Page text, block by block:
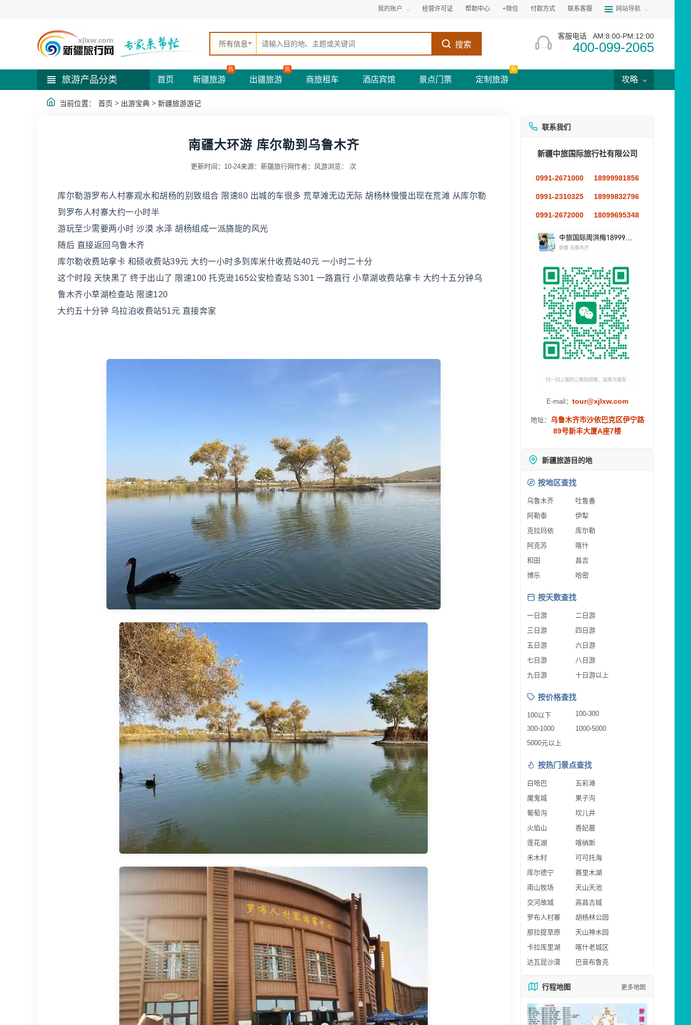
我的账户 经营许可证 帮助中心 +微信 付款方式 联系客服 网站导航
所有信息 搜索
客服电话 AM:8:00-PM:12:00
400-099-2065
旅游产品分类 首页 新疆旅游
热
出疆旅游
热
商旅租车 酒店宾馆 景点门票 定制旅游
新
攻略
当前位置： 首页 > 出游宝典 > 新疆旅游游记
南疆大环游 库尔勒到乌鲁木齐
更新时间：10-24来源：新疆旅行网作者：风游浏览： 次
库尔勒游罗布人村寨观水和胡杨的别致组合 限速80 出城的车很多 荒草滩无边无际 胡杨林慢慢出现在荒滩 从库尔勒
到罗布人村寨大约一小时半
游玩至少需要两小时 沙漠 水泽 胡杨组成一派旖旎的风光
随后 直接返回乌鲁木齐
库尔勒收费站拿卡 和硕收费站39元 大约一小时多到库米什收费站40元 一小时二十分
这个时段 天快黑了 终于出山了 限速100 托克逊165公安检查站 S301 一路直行 小草湖收费站拿卡 大约十五分钟乌
鲁木齐小草湖检查站 限速120
大约五十分钟 乌拉泊收费站51元 直接奔家
联系我们
新疆中旅国际旅行社有限公司
0991-2671000 18999981856
0991-2310325 18999832796
0991-2672000 18099695348
E-mail： tour@xjlxw.com
地址： 乌鲁木齐市沙依巴克区伊宁路
89号新丰大厦A座7楼
新疆旅游目的地
按地区查找
乌鲁木齐
吐鲁番
阿勒泰
伊犁
克拉玛依
库尔勒
阿克苏
喀什
和田
昌吉
博乐
哈密
按天数查找
一日游
二日游
三日游
四日游
五日游
六日游
七日游
八日游
九日游
十日游以上
按价格查找
100以下
100-300
300-1000
1000-5000
5000元以上
按热门景点查找
白哈巴
五彩滩
魔鬼城
果子沟
葡萄沟
坎儿井
火焰山
香妃墓
莲花湖
喀纳斯
禾木村
可可托海
库尔德宁
赛里木湖
南山牧场
天山天池
交河故城
高昌古城
罗布人村寨
胡杨林公园
那拉提草原
天山神木园
卡拉库里湖
喀什老城区
达瓦昆沙漠
巴音布鲁克
行程地图 更多地图